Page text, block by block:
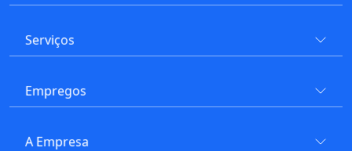
Serviços
Empregos
A Empresa